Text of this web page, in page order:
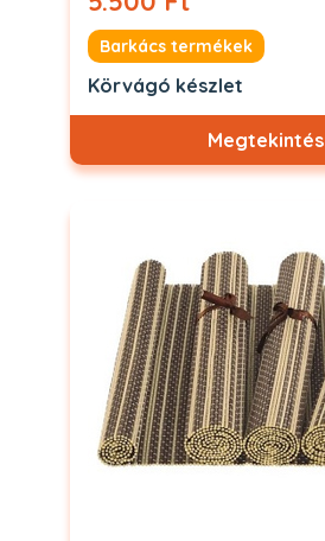
Barkács termékek
Körvágó készlet
Megtekintés